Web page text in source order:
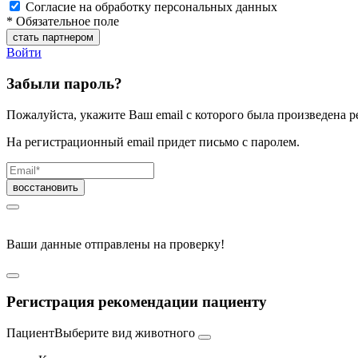
Согласие на обработку персональных данных
* Обязательное поле
Войти
Забыли пароль?
Пожалуйста, укажите Ваш email с которого была произведена
На регистрационный email придет письмо с паролем.
Ваши данные отправлены на проверку!
Регистрация рекомендации пациенту
ПациентВыберите вид животного